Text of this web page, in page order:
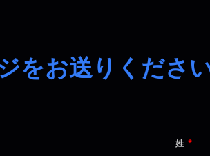
をお送りくださ
姓